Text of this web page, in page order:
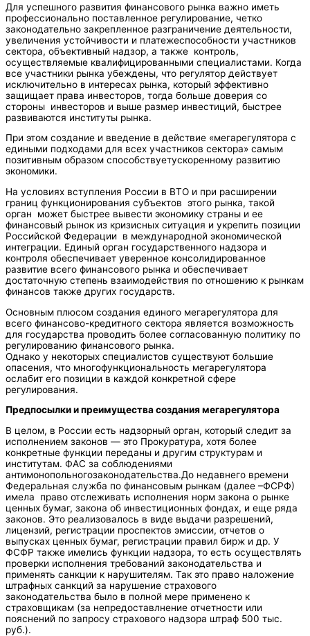
Для успешного развития финансового рынка важно иметь
профессионально поставленное регулирование, четко
законодательно закрепленное разграничение деятельности,
увеличения устойчивости и платежеспособности участников
сектора, объективный надзор, а также контроль,
осуществляемые квалифицированными специалистами. Когда
все участники рынка убеждены, что регулятор действует
исключительно в интересах рынка, который эффективно
защищает права инвесторов, тогда больше доверия со
стороны инвесторов и выше размер инвестиций, быстрее
развиваются институты рынка.
При этом создание и введение в действие «мегарегулятора с
едиными подходами для всех участников сектора» самым
позитивным образом способствуетускоренному развитию
экономики.
На условиях вступления России в ВТО и при расширении
границ функционирования субъектов этого рынка, такой
орган может быстрее вывести экономику страны и ее
финансовый рынок из кризисных ситуация и укрепить позиции
Российской Федерации в международной экономической
интеграции. Единый орган государственного надзора и
контроля обеспечивает уверенное консолидированное
развитие всего финансового рынка и обеспечивает
достаточную степень взаимодействия по отношению к рынкам
финансов также других государств.
Основным плюсом создания единого мегарегулятора для
всего финансово-кредитного сектора является возможность
для государства проводить более согласованную политику по
регулированию финансового рынка.
Однако у некоторых специалистов существуют большие
опасения, что многофункциональность мегарегулятора
ослабит его позиции в каждой конкретной сфере
регулирования.
Предпосылки и преимущества создания мегарегулятора
В целом, в России есть надзорный орган, который следит за
исполнением законов — это Прокуратура, хотя более
конкретные функции переданы и другим структурам и
институтам. ФАС за соблюдениями
антимонопольногозаконодательства.До недавнего времени
Федеральная служба по финансовым рынкам (далее –ФСРФ)
имела право отслеживать исполнения норм закона о рынке
ценных бумаг, закона об инвестиционных фондах, и еще ряда
законов. Это реализовалось в виде выдачи разрешений,
лицензий, регистрации проспектов эмиссии, отчетов о
выпусках ценных бумаг, регистрации правил бирж и др. У
ФСФР также имелись функции надзора, то есть осуществлять
проверки исполнения требований законодательства и
применять санкции к нарушителям. Так это право наложение
штрафных санкций за нарушение страхового
законодательства было в полной мере применено к
страховщикам (за непредоставлнение отчетности или
пояснений по запросу страхового надзора штраф 500 тыс.
руб.).